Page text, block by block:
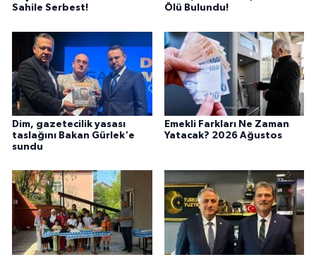
Sahile Serbest!
Ölü Bulundu!
Dim, gazetecilik yasası
taslağını Bakan Gürlek'e
sundu
Emekli Farkları Ne Zaman
Yatacak? 2026 Ağustos